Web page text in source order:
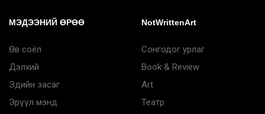
МЭДЭЭНИЙ ӨРӨӨ
Өв соёл
Дэлхий
Эдийн засаг
Эрүүл мэнд
NotWrittenArt
Сонгодог урлаг
Book & Review
Art
Театр